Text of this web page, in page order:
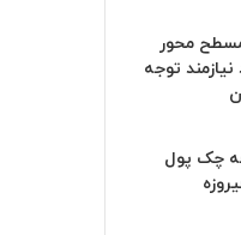
محور
توجه
قطعه چک پول